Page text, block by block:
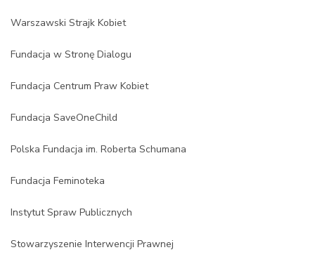
Warszawski Strajk Kobiet
Fundacja w Stronę Dialogu
Fundacja Centrum Praw Kobiet
Fundacja SaveOneChild
Polska Fundacja im. Roberta Schumana
Fundacja Feminoteka
Instytut Spraw Publicznych
Stowarzyszenie Interwencji Prawnej